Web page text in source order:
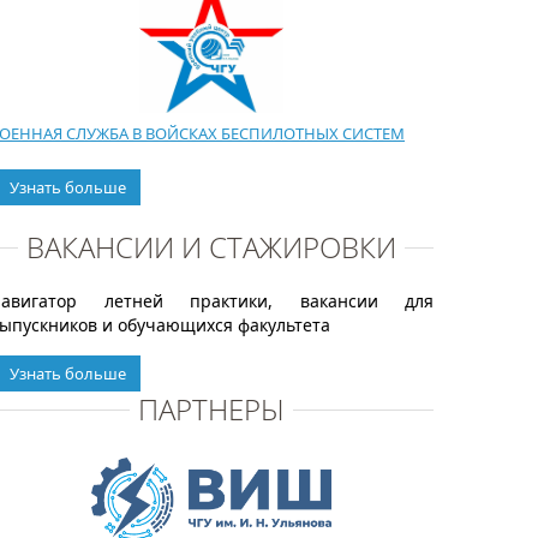
СЛУЖБА В ВОЙСКАХ БЕСПИЛОТНЫХ СИСТЕМ
Узнать больше
ВАКАНСИИ И СТАЖИРОВКИ
летней практики, вакансии для
и обучающихся факультета
Узнать больше
ПАРТНЕРЫ